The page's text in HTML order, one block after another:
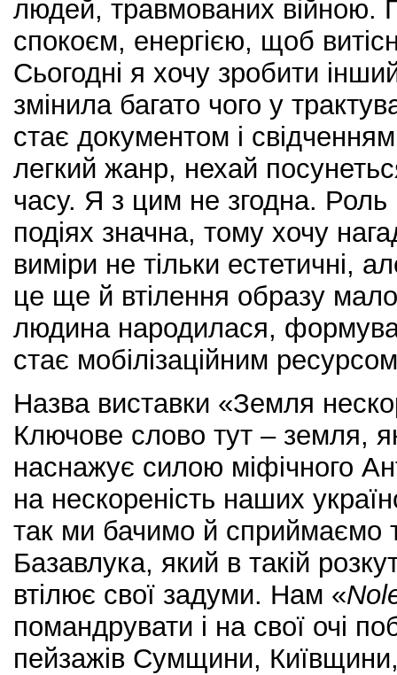
людей, травмованих війною.
спокоєм, енергією, щоб
Сьогодні я хочу зробити
змінила багато чого у
стає документом і
легкий жанр, нехай
часу. Я з цим не згодна.
подіях значна, тому хочу
виміри не тільки естетичні,
це ще й втілення образу
людина народилася,
стає мобілізаційним
Назва виставки «Земля
Ключове слово тут – земля,
наснажує силою міфічного
на нескореність наших
так ми бачимо й сприймаємо
Базавлука, який в такій
втілює свої задуми. Нам «
помандрувати і на свої очі
пейзажів Сумщини, Київщини,